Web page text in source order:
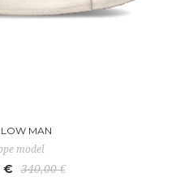
LOW MAN
model
€ 340,00 €